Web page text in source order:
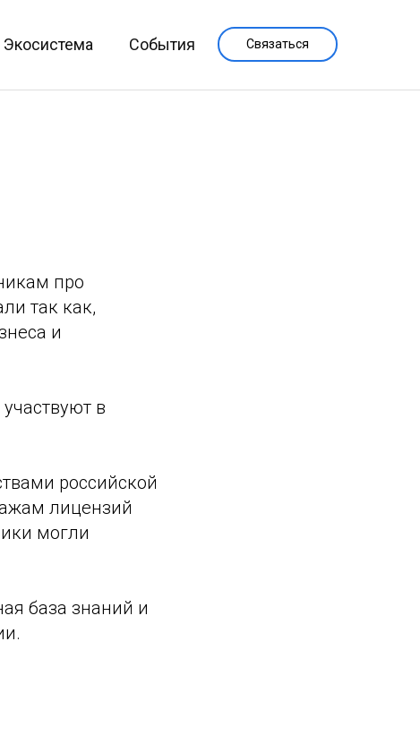
Экосистема События Связаться
про
так как,
и
в
российской
лицензий
могли
база знаний и